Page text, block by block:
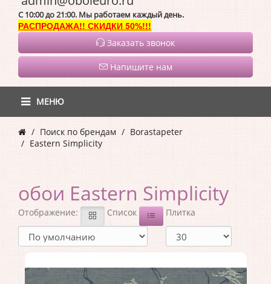
C 10:00 до 21:00. Мы работаем каждый день.
РАСПРОДАЖА!! СКИДКИ 50%!!!
Заказать звонок
Напишите нам
МЕНЮ
Поиск по брендам
Borastapeter
Eastern Simplicity
обои Eastern Simplicity
Отображение: Список Плитка